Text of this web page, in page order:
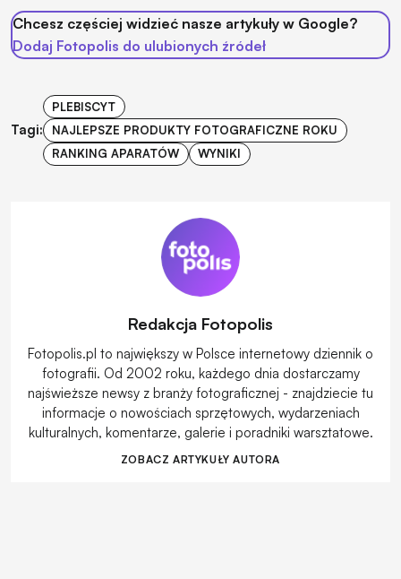
Chcesz częściej widzieć nasze artykuły w Google?
Dodaj Fotopolis do ulubionych źródeł
Tagi:
PLEBISCYT
NAJLEPSZE PRODUKTY FOTOGRAFICZNE ROKU
RANKING APARATÓW
WYNIKI
Redakcja Fotopolis
Fotopolis.pl to największy w Polsce internetowy dziennik o
fotografii. Od 2002 roku, każdego dnia dostarczamy
najświeższe newsy z branży fotograficznej - znajdziecie tu
informacje o nowościach sprzętowych, wydarzeniach
kulturalnych, komentarze, galerie i poradniki warsztatowe.
ZOBACZ ARTYKUŁY AUTORA